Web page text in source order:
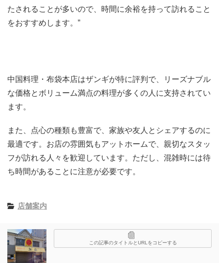
たされることが多いので、時間に余裕を持って訪れること
をおすすめします。”
中国料理・布袋本店はザンギが特に評判で、リーズナブル
な価格とボリューム満点の料理が多くの人に支持されてい
ます。
また、点心の種類も豊富で、家族や友人とシェアするのに
最適です。お店の雰囲気もアットホームで、親切なスタッ
フが訪れる人々を歓迎しています。ただし、混雑時には待
ち時間があることに注意が必要です。
店舗案内
この記事のタイトルとURLをコピーする